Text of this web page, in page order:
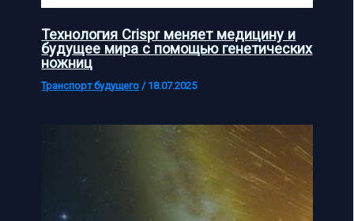
Технология Crispr меняет медицину и
будущее мира с помощью генетических
ножниц
Транспорт будущего / 18.07.2025